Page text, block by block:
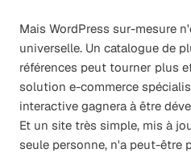
Mais WordPress sur-mesure
universelle. Un catalogue de
références peut tourner plus
solution e-commerce
interactive gagnera à être
Et un site très simple, mis à
seule personne, n'a peut-être